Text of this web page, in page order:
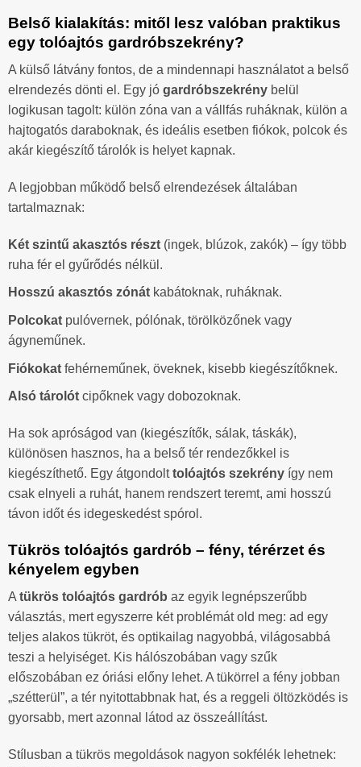
Belső kialakítás: mitől lesz valóban praktikus
egy tolóajtós gardróbszekrény?
A külső látvány fontos, de a mindennapi használatot a belső
elrendezés dönti el. Egy jó gardróbszekrény belül
logikusan tagolt: külön zóna van a vállfás ruháknak, külön a
hajtogatós daraboknak, és ideális esetben fiókok, polcok és
akár kiegészítő tárolók is helyet kapnak.
A legjobban működő belső elrendezések általában
tartalmaznak:
Két szintű akasztós részt (ingek, blúzok, zakók) – így több
ruha fér el gyűrődés nélkül.
Hosszú akasztós zónát kabátoknak, ruháknak.
Polcokat pulóvernek, pólónak, törölközőnek vagy
ágyneműnek.
Fiókokat fehérneműnek, öveknek, kisebb kiegészítőknek.
Alsó tárolót cipőknek vagy dobozoknak.
Ha sok apróságod van (kiegészítők, sálak, táskák),
különösen hasznos, ha a belső tér rendezőkkel is
kiegészíthető. Egy átgondolttolóajtós szekrény így nem
csak elnyeli a ruhát, hanem rendszert teremt, ami hosszú
távon időt és idegeskedést spórol.
Tükrös tolóajtós gardrób – fény, térérzet és
kényelem egyben
Atükrös tolóajtós gardrób az egyik legnépszerűbb
választás, mert egyszerre két problémát old meg: ad egy
teljes alakos tükröt, és optikailag nagyobbá, világosabbá
teszi a helyiséget. Kis hálószobában vagy szűk
előszobában ez óriási előny lehet. A tükörrel a fény jobban
„szétterül”, a tér nyitottabbnak hat, és a reggeli öltözködés is
gyorsabb, mert azonnal látod az összeállítást.
Stílusban a tükrös megoldások nagyon sokfélék lehetnek: